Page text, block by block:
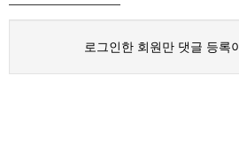
로그인한 회원만 댓글 등록